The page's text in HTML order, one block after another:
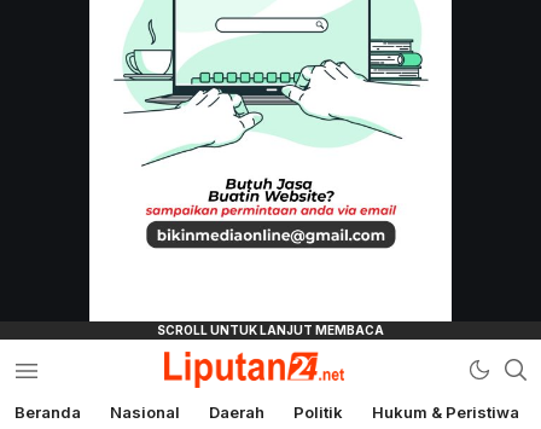
liputan24.net
Beranda Nasional Daerah Politik Hukum & Peristiwa